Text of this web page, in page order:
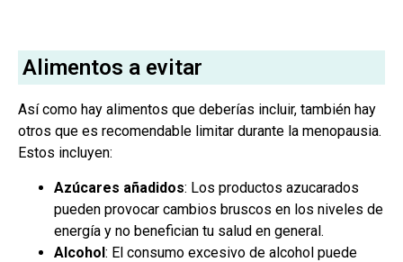
Alimentos a evitar
Así como hay alimentos que deberías incluir, también hay
otros que es recomendable limitar durante la menopausia.
Estos incluyen:
Azúcares añadidos: Los productos azucarados
pueden provocar cambios bruscos en los niveles de
energía y no benefician tu salud en general.
Alcohol: El consumo excesivo de alcohol puede